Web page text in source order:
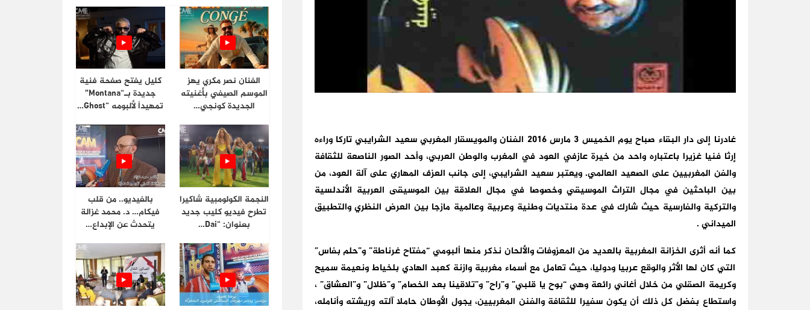
غادرنا إلى دار البقاء صباح يوم الخميس 3 مارس 2016 الفنان والمويسقار المغربي سعيد الشرايبي تاركا وراءه
إرثا فنيا غزيرا باعتباره واحد من خيرة عازفي العود في المغرب والوطن العربي، وأحد الصور الناصعة للثقافة
والفن المغربيين على الصعيد العالمي.ويعتبر سعيد الشرايبي، إلى جانب العزف المهاري على آلة العود، من
بين الباحثين في مجال التراث الموسيقي وخصوصا في مجال العلاقة بين الموسيقى العربية الأندلسية
والتركية والفارسية حيث شارك في عدة منتديات وطنية وعربية وعالمية مازجا بين العرض النظري والتطبيق
الميداني .
كما أنه أثرى الخزانة المغربية بالعديد من المعزوفات والألحان نذكر منها ألبومي “مفتاح غرناطة” و”حلم بفاس”
التي كان لها الأثر والوقع عربيا ودوليا، حيث تعامل مع أسماء مغربية وازنة كعبد الهادي بلخياط ونعيمة سميح
وكريمة الصقلي من خلال أغاني رائعة وهي “بوح يا قلبي” و”راح” و”تلاقينا بعد الخصام” و”ظلال” و”العشاق” ،
واستطاع بفضل كل ذلك أن يكون سفيرا للثقافة والفنن المغربيين، يجول الأوطان حاملا آلته وريشته وأنامله،
الفنان نصر مكري يهز
الموسم الصيفي بأغنيته
الجديدة كونجي…
كليل يفتح صفحة فنية
جديدة بـ“Montana”
تمهيداً لألبومه “Ghost…
النجمة الكولومبية شاكيرا
تطرح فيديو كليب جديد
بعنوان: “Dai…
بالفيديو.. من قلب
فيكام… د. محمد غزالة
يتحدث عن الإبداع…